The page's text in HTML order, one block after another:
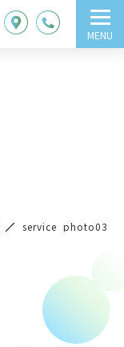
MENU
service_photo03